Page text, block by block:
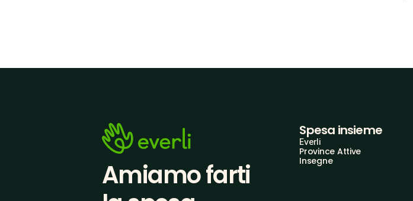
Amiamo farti
Spesa insieme
Everli
Province Attive
Insegne